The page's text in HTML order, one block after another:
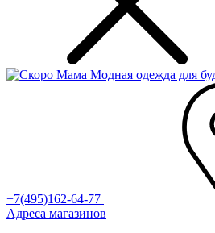
Модная одежда для
+7(495)162-64-77
Адреса магазинов